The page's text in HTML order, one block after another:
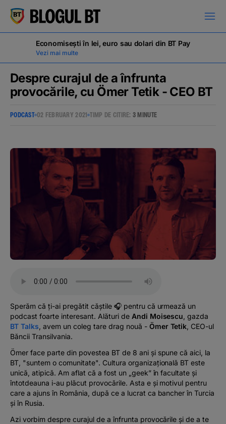
кириллица
Campanii
BT Pay
Evenimente
The MacRO Zone
Banking, pe relaxare
Economisești în lei, euro sau dolari din BT Pay
Vezi mai multe
Despre curajul de a înfrunta
provocările, cu Ömer Tetik - CEO BT
PODCAST 02 FEBRUARY 2021 TIMP DE CITIRE: 3 MINUTE
Sperăm că ți-ai pregătit căștile 🎧 pentru că urmează un
podcast foarte interesant. Alături de Andi Moisescu , gazda
BT Talks , avem un coleg tare drag nouă - Ömer Tetik , CEO-ul
Băncii Transilvania.
Ömer face parte din povestea BT de 8 ani și spune că aici, la
BT, "suntem o comunitate". Cultura organizațională BT este
unică, atipică. Am aflat că a fost un „geek” în facultate și
întotdeauna i-au plăcut provocările. Asta e și motivul pentru
care a ajuns în România, după ce a lucrat ca bancher în Turcia
și în Rusia.
Azi vorbim despre curajul de a înfrunta provocările și de a te